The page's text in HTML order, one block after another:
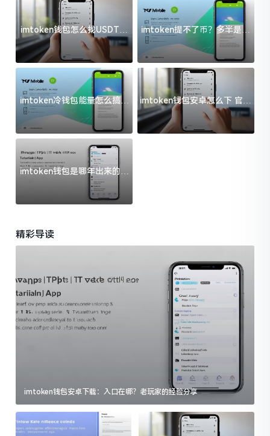
imtoken钱包怎么找USDT地
址？三步搞定不踩坑
imtoken提不了币？多半是这
几件事没处理好
imtoken冷钱包能量怎么搞？
过来人告诉你门道
imtoken钱包安卓怎么下 官方
渠道避坑指南
imtoken钱包是哪年出来的？
一文给你说清楚
精彩导读
imtoken钱包安卓下载：入口在哪？老玩家的经验分享